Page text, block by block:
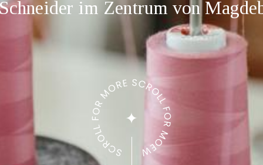
im Zentrum von